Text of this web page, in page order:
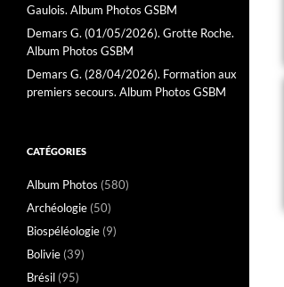
Gaulois. Album Photos GSBM
Demars G. (01/05/2026). Grotte Roche.
Album Photos GSBM
Demars G. (28/04/2026). Formation aux
premiers secours. Album Photos GSBM
CATÉGORIES
Album Photos (580)
Archéologie (50)
Biospéléologie (9)
Bolivie (39)
Brésil (95)